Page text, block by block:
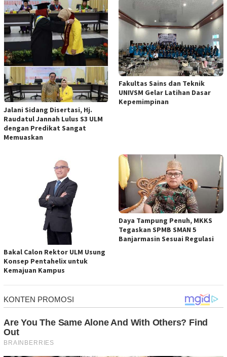
Jalani Sidang Disertasi, Hj.
Raudatul Jannah Lulus S3 ULM
dengan Predikat Sangat
Memuaskan
Fakultas Sains dan Teknik
UNIVSM Gelar Latihan Dasar
Kepemimpinan
Bakal Calon Rektor ULM Usung
Konsep Pentahelix untuk
Kemajuan Kampus
Daya Tampung Penuh, MKKS
Tegaskan SPMB SMAN 5
Banjarmasin Sesuai Regulasi